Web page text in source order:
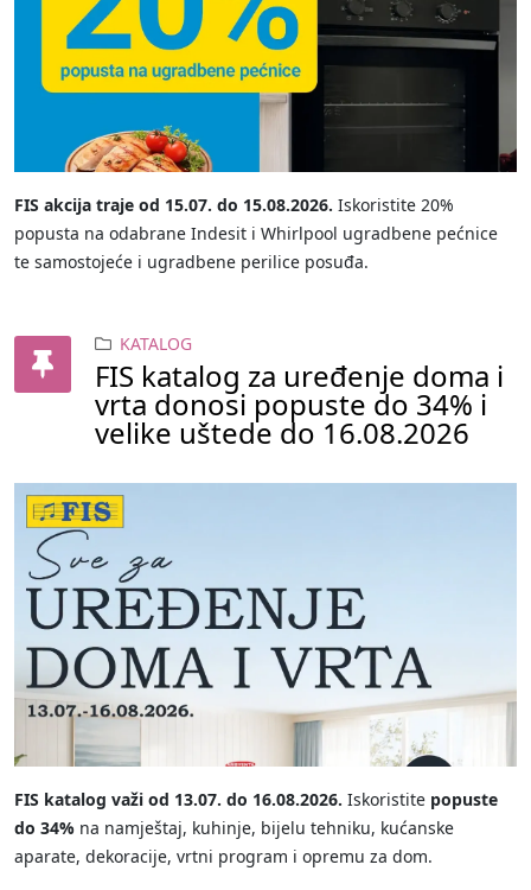
FIS akcija traje od 15.07. do 15.08.2026. Iskoristite 20%
popusta na odabrane Indesit i Whirlpool ugradbene pećnice
te samostojeće i ugradbene perilice posuđa.
KATALOG
FIS katalog za uređenje doma i
vrta donosi popuste do 34% i
velike uštede do 16.08.2026
FIS katalog važi od 13.07. do 16.08.2026. Iskoristite popuste
do 34% na namještaj, kuhinje, bijelu tehniku, kućanske
aparate, dekoracije, vrtni program i opremu za dom.